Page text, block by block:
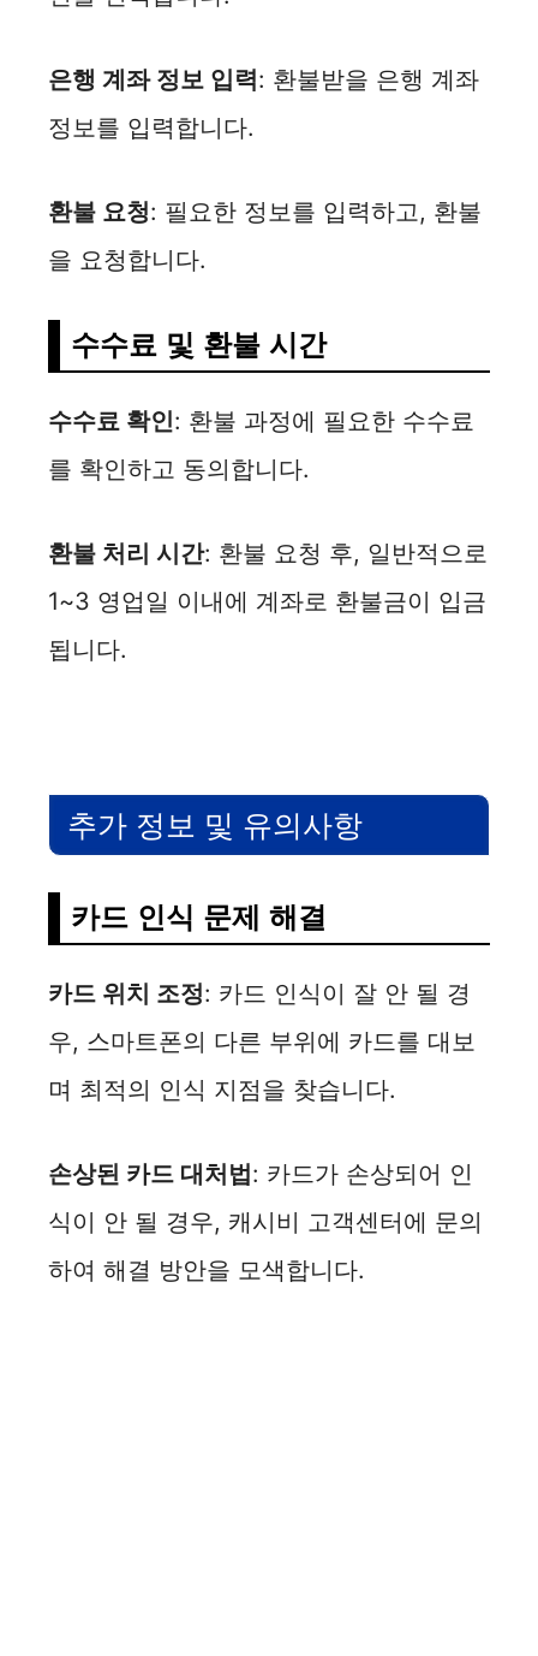
은행 계좌 정보 입력: 환불받을 은행 계좌
정보를 입력합니다.
환불 요청: 필요한 정보를 입력하고, 환불
을 요청합니다.
수수료 및 환불 시간
수수료 확인: 환불 과정에 필요한 수수료
를 확인하고 동의합니다.
환불 처리 시간: 환불 요청 후, 일반적으로
1~3 영업일 이내에 계좌로 환불금이 입금
됩니다.
추가 정보 및 유의사항
카드 인식 문제 해결
카드 위치 조정: 카드 인식이 잘 안 될 경
우, 스마트폰의 다른 부위에 카드를 대보
며 최적의 인식 지점을 찾습니다.
손상된 카드 대처법: 카드가 손상되어 인
식이 안 될 경우, 캐시비 고객센터에 문의
하여 해결 방안을 모색합니다.